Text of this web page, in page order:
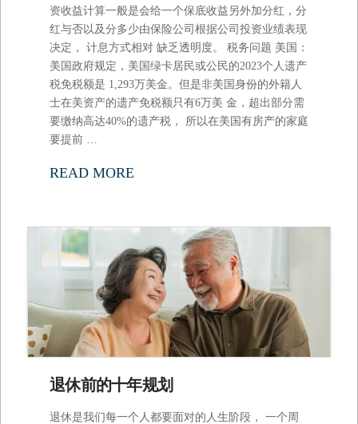
资收益计算一般是会给一个保底收益另外加分红，分
红与否以及分多少由保险公司根据公司投资业绩表现
决定， 计息方式相对 缺乏透明度。 税务问题 美国：
美国政府规定，美国绿卡居民或公民的2023个人遗产
税免税额是 1,293万美金。但是非美国身份的外籍人
士在美资产的遗产免税额只有6万美 金，超出部分需
要缴纳高达40%的遗产税， 所以在美国有房产的家庭
要提前 …
READ MORE
退休前的十年规划
退休是我们每⼀个⼈都要⾯对的⼈⽣阶段， ⼀个周